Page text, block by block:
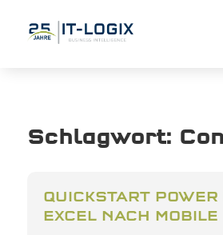
Schlagwort:
QUICKSTART
EXCEL NACH MOBILE